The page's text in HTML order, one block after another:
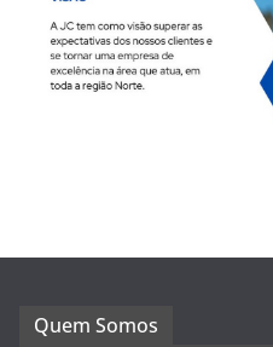
Quem Somos